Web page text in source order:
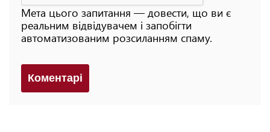
Мета цього запитання — довести, що ви є
реальним відвідувачем і запобігти
автоматизованим розсиланням спаму.
Коментарi